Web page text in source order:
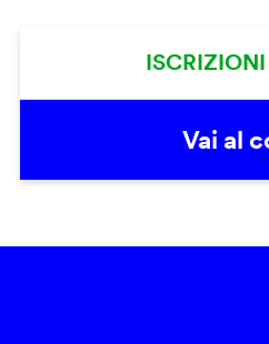
ISCRIZIONI
Vai al